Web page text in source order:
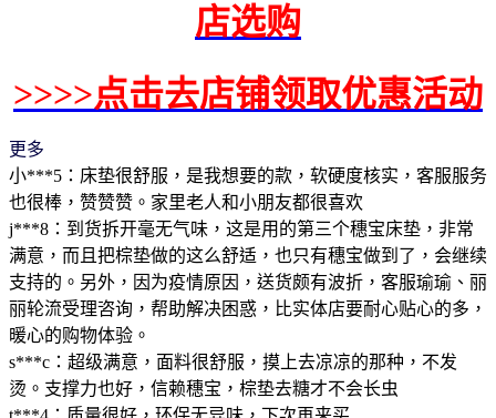
店选购
>>>>点击去店铺领取优惠活动
更多
小***5：床垫很舒服，是我想要的款，软硬度核实，客服服务
也很棒，赞赞赞。家里老人和小朋友都很喜欢
j***8：到货拆开毫无气味，这是用的第三个穗宝床垫，非常
满意，而且把棕垫做的这么舒适，也只有穗宝做到了，会继续
支持的。另外，因为疫情原因，送货颇有波折，客服瑜瑜、丽
丽轮流受理咨询，帮助解决困惑，比实体店要耐心贴心的多，
暖心的购物体验。
s***c：超级满意，面料很舒服，摸上去凉凉的那种，不发
烫。支撑力也好，信赖穗宝，棕垫去糖才不会长虫